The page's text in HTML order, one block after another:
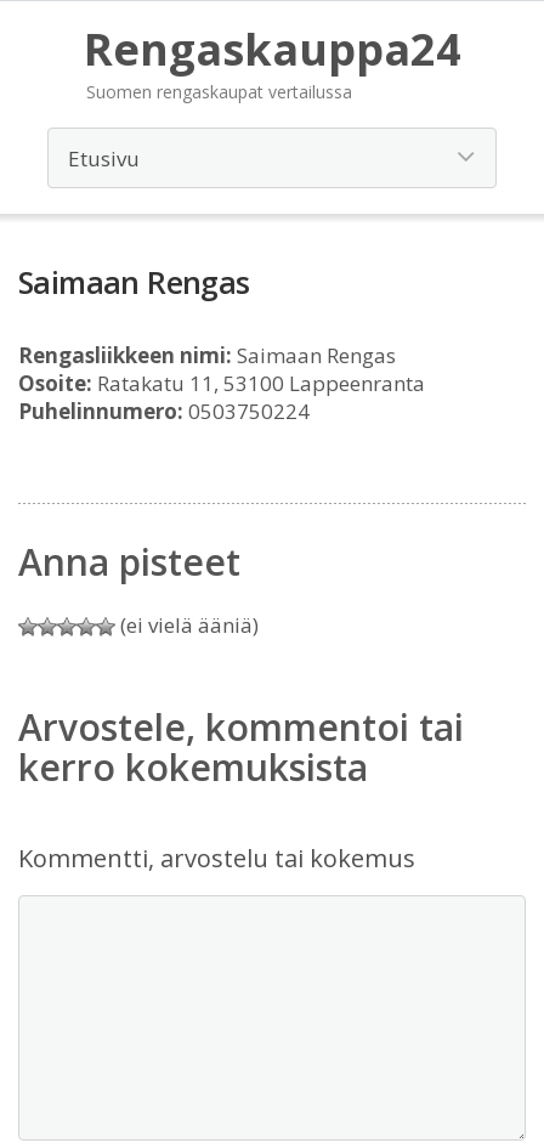
Rengaskauppa24
Suomen rengaskaupat vertailussa
Saimaan Rengas
Rengasliikkeen nimi: Saimaan Rengas
Osoite: Ratakatu 11, 53100 Lappeenranta
Puhelinnumero: 0503750224
Anna pisteet
(ei vielä ääniä)
Arvostele, kommentoi tai
kerro kokemuksista
Kommentti, arvostelu tai kokemus